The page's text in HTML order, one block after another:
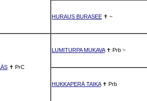
HURAUS BURASEE ✝ ~
✝ PrC
LUMITURPA MUKAVA✝ Prb ~
HUKKAPERÄ TAIKA✝ Prb